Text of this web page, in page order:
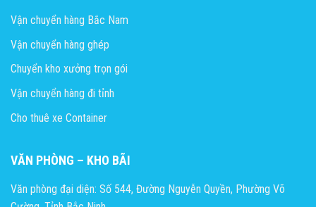
Vận chuyển hàng Bắc Nam
Vận chuyển hàng ghép
Chuyển kho xưởng trọn gói
Vận chuyển hàng đi tỉnh
Cho thuê xe Container
VĂN PHÒNG – KHO BÃI
Văn phòng đại diện: Số 544, Đường Nguyễn Quyền, Phường Võ